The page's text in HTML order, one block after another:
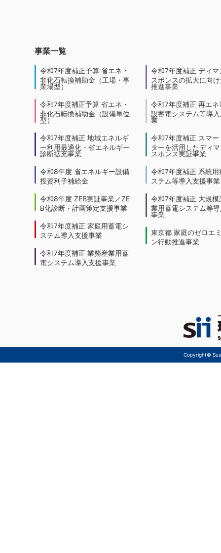
事業一覧
令和7年度補正予算 省エネ・
非化石転換補助金（工場・事
業場型）
令和7年度補正予算 省エネ・
非化石転換補助金（設備単位
型）
令和7年度補正 地域エネルギ
ー利用最適化・省エネルギー
診断拡充事業
令和8年度 省エネルギー設備
投資利子補給金
令和8年度 ZEB実証事業／ZE
B化診断・計画策定支援事業
令和7年度補正 家庭用蓄電シ
ステム導入支援事業
令和7年度補正 業務産業用蓄
電システム導入支援事業
令和7年度補正 ディマ
スポンスの拡大に向
推進事業
令和7年度補正 再エネ
設蓄電システム等導
業
令和7年度補正 スマー
ターを活用したディ
スポンス実証事業
令和7年度補正 系統用
ステム等導入支援事業
令和7年度補正 大規模
業用蓄電システム等
事業
東京都 家庭のゼロエ
ン行動推進事業
Copyright©